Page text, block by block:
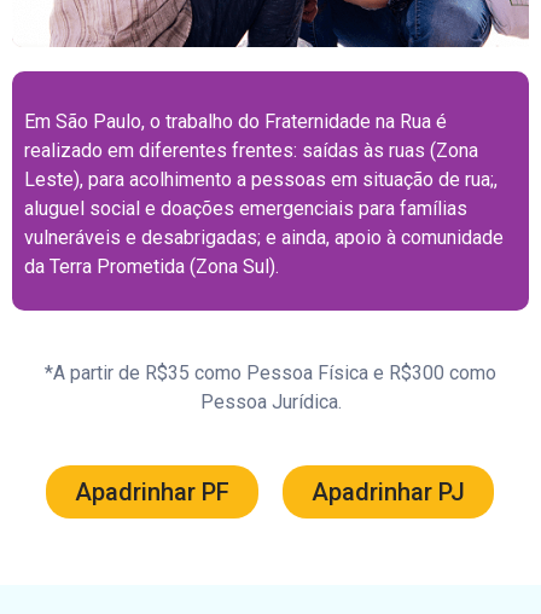
Em São Paulo, o trabalho do Fraternidade na Rua é
realizado em diferentes frentes: saídas às ruas (Zona
Leste), para acolhimento a pessoas em situação de rua;,
aluguel social e doações emergenciais para famílias
vulneráveis e desabrigadas; e ainda, apoio à comunidade
da Terra Prometida (Zona Sul).
*A partir de R$35 como Pessoa Física e R$300 como
Pessoa Jurídica.
Apadrinhar PF Apadrinhar PJ